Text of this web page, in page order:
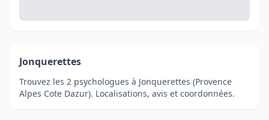
Jonquerettes
Trouvez les 2 psychologues à Jonquerettes (Provence
Alpes Cote Dazur). Localisations, avis et coordonnées.